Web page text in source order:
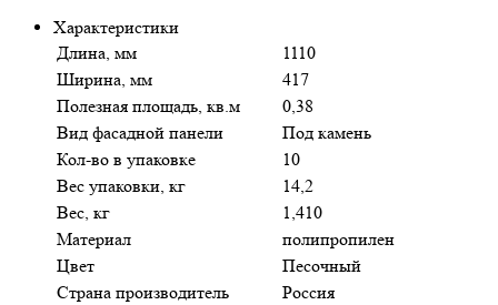
Характеристики
Длина, мм
1110
Ширина, мм
417
Полезная площадь, кв.м
0,38
Вид фасадной панели
Под камень
Кол-во в упаковке
10
Вес упаковки, кг
14,2
Вес, кг
1,410
Материал
полипропилен
Цвет
Песочный
Страна производитель
Россия